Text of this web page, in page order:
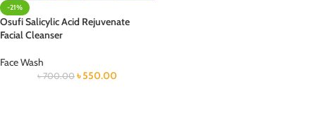
-21%
Osufi Salicylic Acid Rejuvenate
Facial Cleanser
Face Wash
৳700.00 ৳550.00